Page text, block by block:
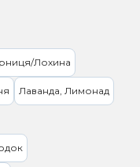
Лохина
Лаванда, Лимонад